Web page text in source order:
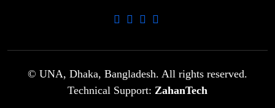
আ.লীগ ও বিএনপির বিরুদ্ধে সমানভাবে
ঢাবিতে মাথায় কাঁঠাল পড়ে মালির মৃত্যু
© UNA, Dhaka, Bangladesh. All rights reserved.
Technical Support: ZahanTech